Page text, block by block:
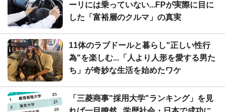
ーリには乗っていない...FPが実際に目に
した「富裕層のクルマ」の真実
11体のラブドールと暮らし"正しい性行
為"を楽しむ...「人より人形を愛する男た
ち」が奇妙な生活を始めたワケ
「三菱商事"採用大学"ランキング」を見